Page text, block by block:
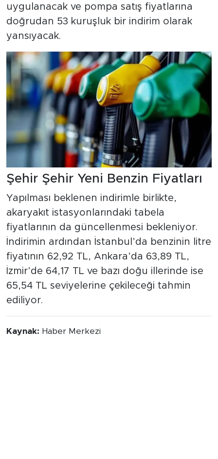
uygulanacak ve pompa satış fiyatlarına
doğrudan 53 kuruşluk bir indirim olarak
yansıyacak.
Şehir Şehir Yeni Benzin Fiyatları
Yapılması beklenen indirimle birlikte,
akaryakıt istasyonlarındaki tabela
fiyatlarının da güncellenmesi bekleniyor.
İndirimin ardından İstanbul’da benzinin litre
fiyatının 62,92 TL, Ankara’da 63,89 TL,
İzmir’de 64,17 TL ve bazı doğu illerinde ise
65,54 TL seviyelerine çekileceği tahmin
ediliyor.
Kaynak: Haber Merkezi